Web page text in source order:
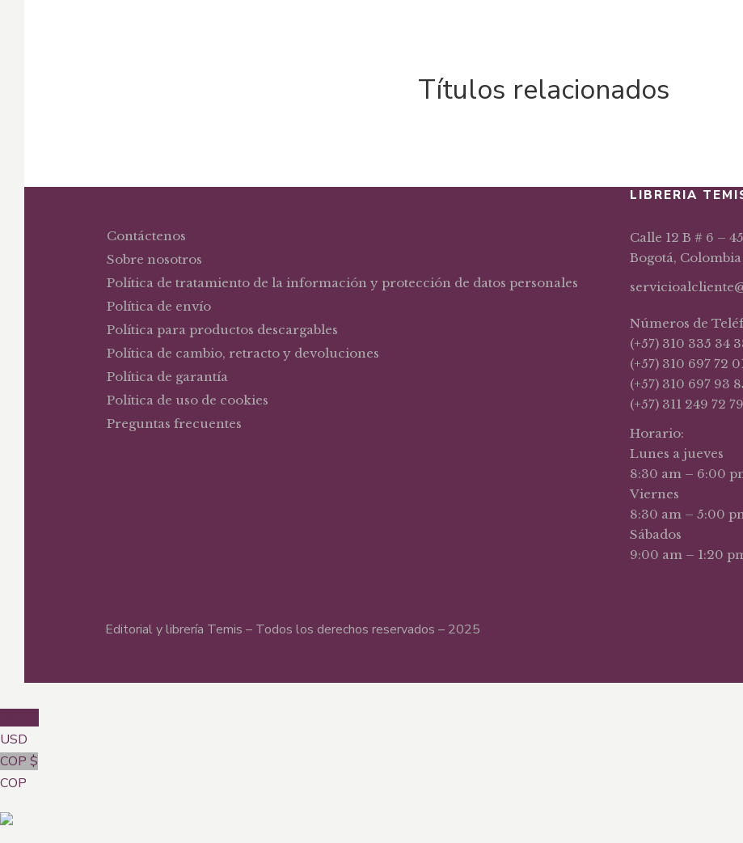
Títulos relacionados
Contáctenos
Sobre nosotros
Política de tratamiento de la información y protección de datos personales
Política de envío
Política para productos descargables
Política de cambio, retracto y devoluciones
Política de garantía
Política de uso de cookies
Preguntas frecuentes
LIBRERIA
Calle 12 B # 6 – 45
Bogotá, Colombia
Números de
(+57) 310 335 34
(+57) 310 697 72
(+57) 310 697 93
(+57) 311 249 72 79
Horario:
Lunes a jueves
8:30 am – 6:00
Viernes
8:30 am – 5:00
Sábados
9:00 am – 1:20
Editorial y librería Temis – Todos los derechos reservados – 2025
USD
COP $
COP